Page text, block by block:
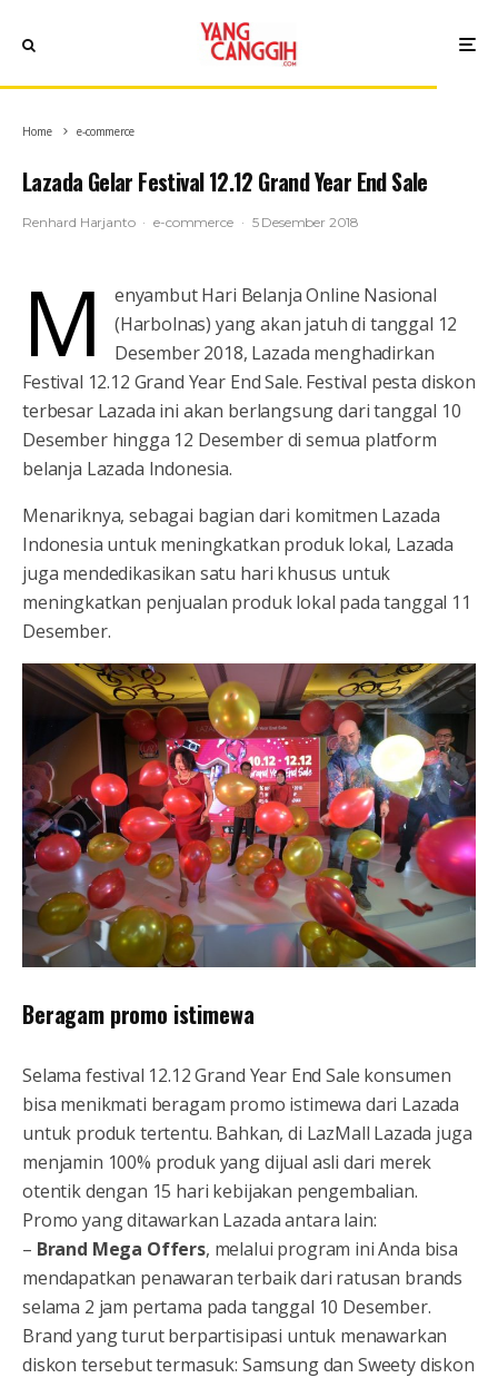
Home e-commerce
Lazada Gelar Festival 12.12 Grand Year End Sale
Renhard Harjanto · e-commerce · 5 Desember 2018
M
enyambut Hari Belanja Online Nasional
(Harbolnas) yang akan jatuh di tanggal 12
Desember 2018, Lazada menghadirkan
Festival 12.12 Grand Year End Sale. Festival pesta diskon
terbesar Lazada ini akan berlangsung dari tanggal 10
Desember hingga 12 Desember di semua platform
belanja Lazada Indonesia.
Menariknya, sebagai bagian dari komitmen Lazada
Indonesia untuk meningkatkan produk lokal, Lazada
juga mendedikasikan satu hari khusus untuk
meningkatkan penjualan produk lokal pada tanggal 11
Desember.
Beragam promo istimewa
Selama festival 12.12 Grand Year End Sale konsumen
bisa menikmati beragam promo istimewa dari Lazada
untuk produk tertentu. Bahkan, di LazMall Lazada juga
menjamin 100% produk yang dijual asli dari merek
otentik dengan 15 hari kebijakan pengembalian.
Promo yang ditawarkan Lazada antara lain:
– Brand Mega Offers, melalui program ini Anda bisa
mendapatkan penawaran terbaik dari ratusan brands
selama 2 jam pertama pada tanggal 10 Desember.
Brand yang turut berpartisipasi untuk menawarkan
diskon tersebut termasuk: Samsung dan Sweety diskon